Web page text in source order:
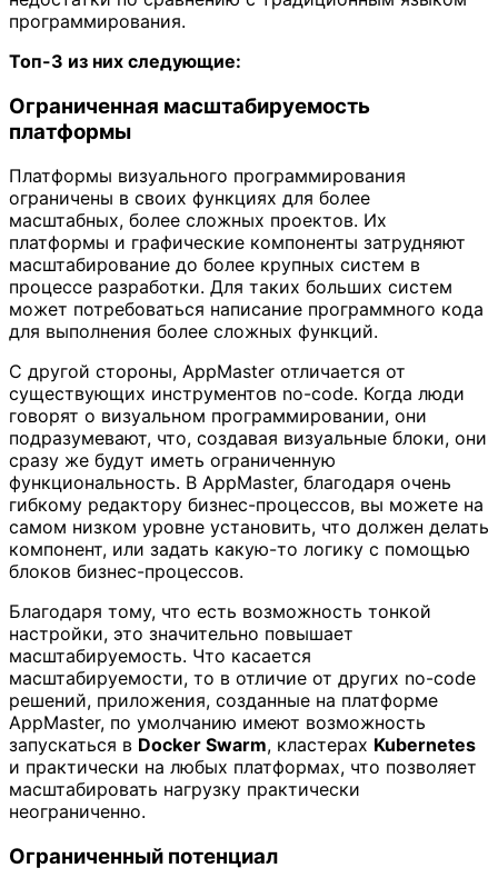
программирования.
Топ-3 из них следующие:
Ограниченная масштабируемость
платформы
Платформы визуального программирования
ограничены в своих функциях для более
масштабных, более сложных проектов. Их
платформы и графические компоненты затрудняют
масштабирование до более крупных систем в
процессе разработки. Для таких больших систем
может потребоваться написание программного кода
для выполнения более сложных функций.
С другой стороны, AppMaster отличается от
существующих инструментов no-code. Когда люди
говорят о визуальном программировании, они
подразумевают, что, создавая визуальные блоки, они
сразу же будут иметь ограниченную
функциональность. В AppMaster, благодаря очень
гибкому редактору бизнес-процессов, вы можете на
самом низком уровне установить, что должен делать
компонент, или задать какую-то логику с помощью
блоков бизнес-процессов.
Благодаря тому, что есть возможность тонкой
настройки, это значительно повышает
масштабируемость. Что касается
масштабируемости, то в отличие от других no-code
решений, приложения, созданные на платформе
AppMaster, по умолчанию имеют возможность
запускаться в Docker Swarm, кластерах Kubernetes
и практически на любых платформах, что позволяет
масштабировать нагрузку практически
неограниченно.
Ограниченный потенциал